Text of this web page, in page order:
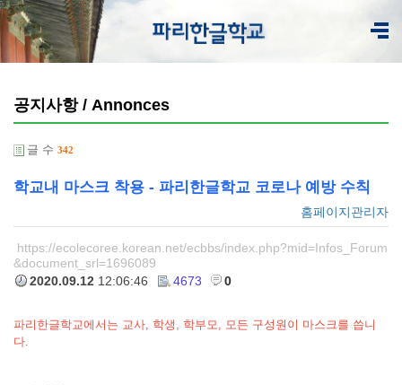
공지사항 / Annonces
글 수 342
학교내 마스크 착용 - 파리한글학교 코로나 예방 수칙
홈페이지관리자
https://ecolecoree.korean.net/ecbbs/index.php?mid=Infos_Forum
&document_srl=1696089
2020.09.12 12:06:46 4673 0
파리한글학교에서는 교사, 학생, 학부모, 모든 구성원이 마스크를 씁니
다.